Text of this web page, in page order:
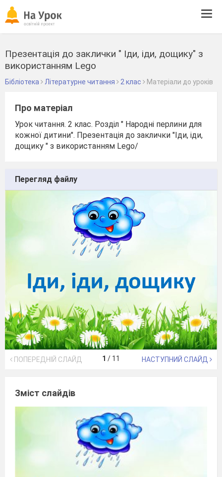
Презентація до заклички " Іди, іди, дощику" з
використанням Lego
Бібліотека Літературне читання 2 клас Матеріали до уроків
Про матеріал
Урок читання. 2 клас. Розділ " Народні перлини для
кожної дитини". Презентація до заклички "Іди, іди,
дощику " з використанням Lego/
Перегляд файлу
ПОПЕРЕДНІЙ СЛАЙД 1 / 11 НАСТУПНИЙ СЛАЙД
Зміст слайдів